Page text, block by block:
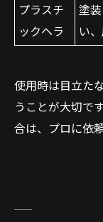
プラスチ
ックヘラ
塗
い
使用時は目立た
うことが大切で
合は、プロに依